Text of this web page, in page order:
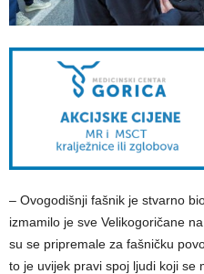
– Ovogodišnji fašnik je stvarno
izmamilo je sve Velikogoričane
su se pripremale za fašničku
to je uvijek pravi spoj ljudi koji se